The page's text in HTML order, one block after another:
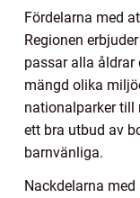
Fördelarna med
Regionen
passar alla åldrar
mängd olika
nationalparker till
ett bra utbud av
barnvänliga.
Nackdelarna